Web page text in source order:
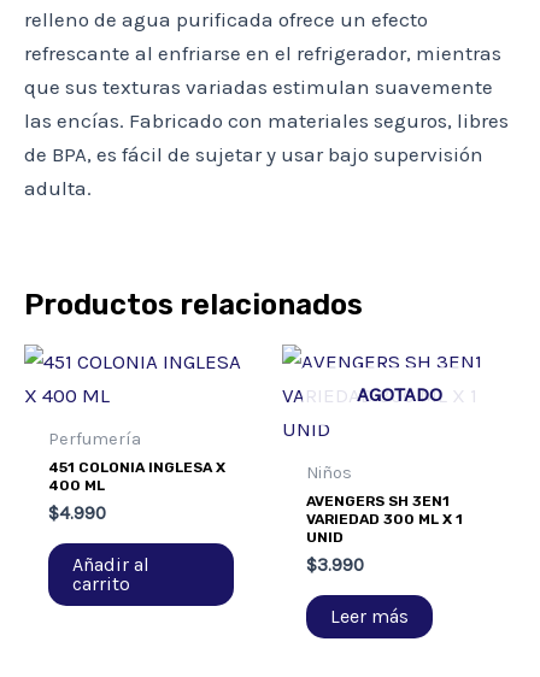
relleno de agua purificada ofrece un efecto
refrescante al enfriarse en el refrigerador, mientras
que sus texturas variadas estimulan suavemente
las encías. Fabricado con materiales seguros, libres
de BPA, es fácil de sujetar y usar bajo supervisión
adulta.
Productos relacionados
Perfumería
451 COLONIA INGLESA X
400 ML
$4.990
Añadir al
carrito
AGOTADO
Niños
AVENGERS SH 3EN1
VARIEDAD 300 ML X 1
UNID
$3.990
Leer más